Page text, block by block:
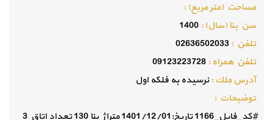
مساحت (متر مربع) :
سن بنا (سال) :1400
تلفن :02636502033
تلفن همراه :09123223728
آدرس ملك :نرسیده به فلکه اول
توضيحات :
#کد_فایل_1166 تاریخ:1401/12/01 متراژ بنا 130 تعداد اتاق 3